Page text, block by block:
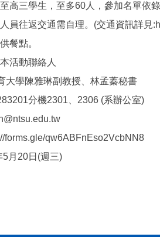
高三學生，至多60人，參加名單依錄
員往返交通需自理。(交通資訊詳見
餐點。
活動聯絡人
大學陳雅琳副教授、林孟蓁秘書
分機2301、2306 (系辦公室)
forms.gle/qw6ABFnEso2VcbNN8
5月20日(週三)